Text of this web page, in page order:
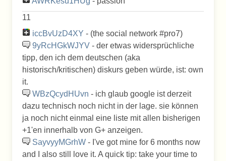
11
iccBvUzD4XY - (the social network #pro7)
9yRcHGkWJYV - der etwas widersprüchliche
tipp, den ich dem deutschen (aka
historisch/kritischen) diskurs geben würde, ist: own
it.
WBzQcydHUvn - ich glaub google ist derzeit
dazu technisch noch nicht in der lage. sie können
ja noch nicht einmal eine liste mit allen bisherigen
+1'en innerhalb von G+ anzeigen.
SayvyyMGrhW - I've got mine for 6 months now
and I also still love it. A quick tip: take your time to